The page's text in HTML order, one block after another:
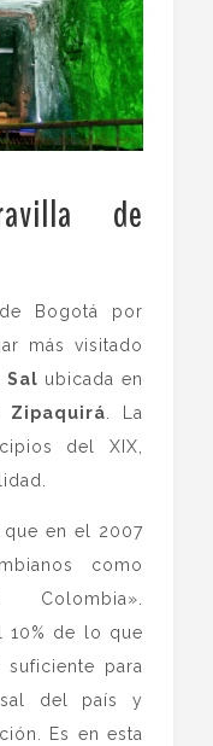
de
Bogotá por
más visitado
Sal ubicada en
Zipaquirá. La
del XIX,
que en el 2007
como
10% de lo que
para
del país y
Es en esta